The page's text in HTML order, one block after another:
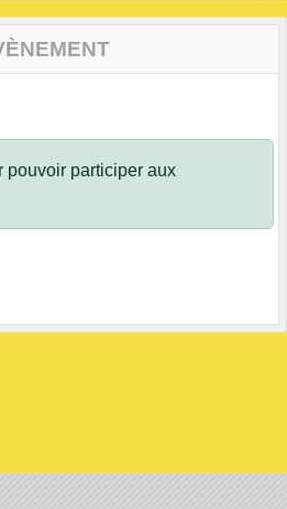
pouvoir participer aux